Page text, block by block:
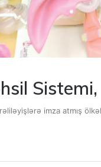
imza atmış